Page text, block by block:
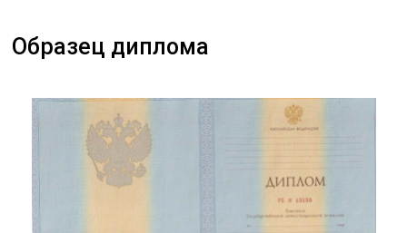
Образец диплома